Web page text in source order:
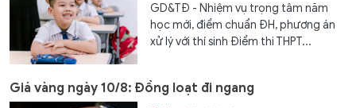
GD&TĐ - Nhiệm vụ trọng tâm năm
học mới, điểm chuẩn ĐH, phương án
xử lý với thí sinh Điểm thi THPT...
Giá vàng ngày 10/8: Đồng loạt đi ngang